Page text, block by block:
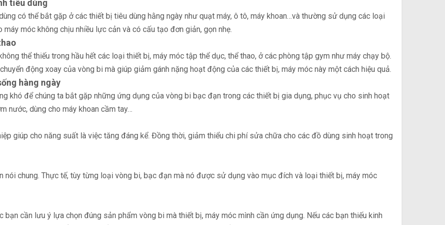
tiêu dùng
có thể bắt gặp ở các thiết bị tiêu dùng hằng ngày như quạt máy, ô tô, máy khoan…và thường sử dụng các loại
móc không chịu nhiều lực cản và có cấu tạo đơn giản, gọn nhẹ.
thể thiếu trong hầu hết các loại thiết bị, máy móc tập thể dục, thể thao, ở các phòng tập gym như máy chạy bộ.
động xoay của vòng bi mà giúp giảm gánh nặng hoạt động của các thiết bị, máy móc này một cách hiệu quả.
hàng ngày
khó để chúng ta bắt gặp những ứng dụng của vòng bi bạc đạn trong các thiết bị gia dụng, phục vụ cho sinh hoạt
nước, dùng cho máy khoan cầm tay…
giúp cho năng suất là việc tăng đáng kể. Đồng thời, giảm thiểu chi phí sửa chữa cho các đồ dùng sinh hoạt trong
chung. Thực tế, tùy từng loại vòng bi, bạc đạn mà nó được sử dụng vào mục đích và loại thiết bị, máy móc
cần lưu ý lựa chọn đúng sản phẩm vòng bi mà thiết bị, máy móc mình cần ứng dụng. Nếu các bạn thiếu kinh